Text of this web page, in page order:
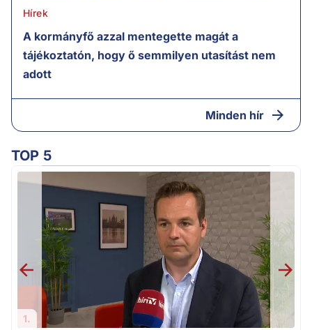
Hírek
A kormányfő azzal mentegette magát a
tájékoztatón, hogy ő semmilyen utasítást nem
adott
Minden hír
TOP 5
1.